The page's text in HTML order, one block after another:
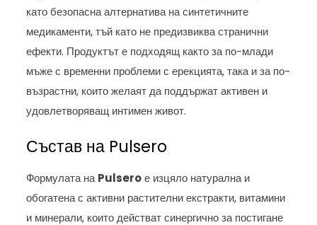
като безопасна алтернатива на синтетичните
медикаменти, тъй като не предизвиква странични
ефекти. Продуктът е подходящ както за по-млади
мъже с временни проблеми с ерекцията, така и за по-
възрастни, които желаят да поддържат активен и
удовлетворяващ интимен живот.
Състав на Pulsero
Формулата наPulseroе изцяло натурална и
обогатена с активни растителни екстракти, витамини
и минерали, които действат синергично за постигане